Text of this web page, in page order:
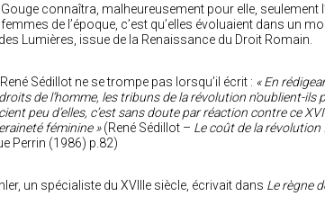
connaîtra, malheureusement pour elle, seulement
de l’époque, c’est qu’elles évoluaient dans un
Lumières, issue de la Renaissance du Droit Romain.
René Sédillot ne se trompe pas lorsqu’il écrit : « En
de l’homme, les tribuns de la révolution n’oublient-ils
peu d’elles, c’est sans doute par réaction contre ce
féminine »(René Sédillot – Le coût de la révolution
Perrin (1986) p.82)
un spécialiste du XVIIIe siècle, écrivait dans Le règne